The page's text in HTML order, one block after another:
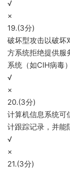
√
×
19.(3分)
破坏型攻击以破坏
方系统拒绝提供服
系统（如CIH病毒
√
×
20.(3分)
计算机信息系统可
计跟踪记录，并能
√
×
21.(3分)